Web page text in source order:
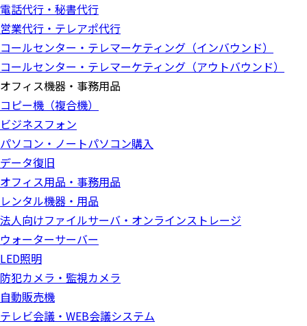
電話代行・秘書代行
営業代行・テレアポ代行
コールセンター・テレマーケティング（インバウンド）
コールセンター・テレマーケティング（アウトバウンド）
オフィス機器・事務用品
コピー機（複合機）
ビジネスフォン
パソコン・ノートパソコン購入
データ復旧
オフィス用品・事務用品
レンタル機器・用品
法人向けファイルサーバ・オンラインストレージ
ウォーターサーバー
LED照明
防犯カメラ・監視カメラ
自動販売機
テレビ会議・WEB会議システム